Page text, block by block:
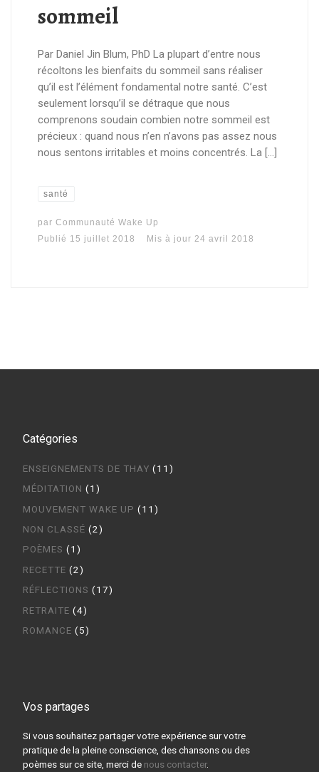
sommeil
Par Daniel Jin Blum, PhD La plupart d’entre nous
récoltons les bienfaits du sommeil sans réaliser
qu’il est l’élément fondamental notre santé. C’est
seulement lorsqu’il se détraque que nous
comprenons soudain combien notre sommeil est
précieux : quand nous n’en n’avons pas assez nous
nous sentons irritables et moins concentrés. La […]
santé
par Communauté Wake Up
Publié 15 juillet 2018 Mis à jour 24 avril 2018
Catégories
ENSEIGNEMENTS DE THAY (11)
MÉDITATION (1)
MOUVEMENT WAKE UP (11)
NON CLASSÉ (2)
POÈMES (1)
RECETTE (2)
RÉFLECTIONS (17)
RETRAITE (4)
ROMANCE (5)
Vos partages
Si vous souhaitez partager votre expérience sur votre
pratique de la pleine conscience, des chansons ou des
poèmes sur ce site, merci de nous contacter.